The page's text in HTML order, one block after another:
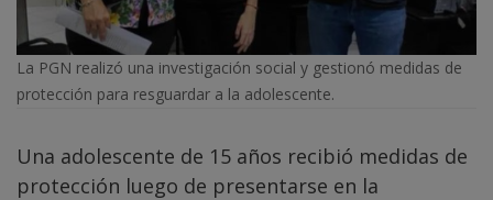
La PGN realizó una investigación social y gestionó medidas de
protección para resguardar a la adolescente.
Una adolescente de 15 años recibió medidas de
protección luego de presentarse en la